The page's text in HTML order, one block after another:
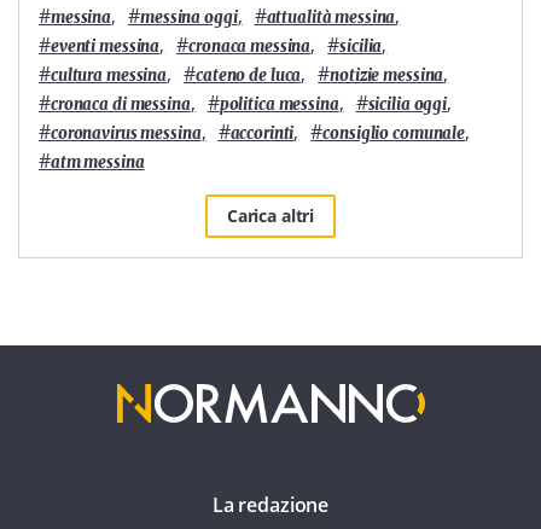
#messina, #messina oggi, #attualità messina,
#eventi messina, #cronaca messina, #sicilia,
#cultura messina, #cateno de luca, #notizie messina,
#cronaca di messina, #politica messina, #sicilia oggi,
#coronavirus messina, #accorinti, #consiglio comunale,
#atm messina
Carica altri
La redazione